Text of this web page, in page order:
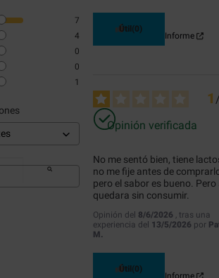
7
4
0
0
1
Útil(0)
Informe
1
Opinión verificada
No me sentó bien, tiene
no me fije antes de
pero el sabor es bueno. Pero
quedara sin consumir.
Opinión del 8/6/2026 , tras una
experiencia del 13/5/2026 por
M.
Útil(0)